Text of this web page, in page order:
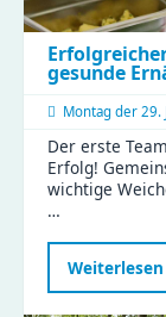
gesunde
Montag der 29.
Der erste
Erfolg!
wichtige
…